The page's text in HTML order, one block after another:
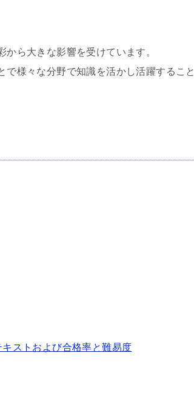
ら大きな影響を受けています。
様々な分野で知識を活かし活躍すること
ストおよび合格率と難易度